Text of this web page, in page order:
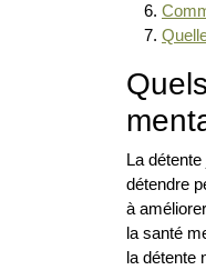
La
détendre
à
la santé
la détente